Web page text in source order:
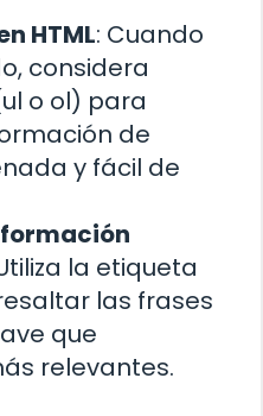
HTML: Cuando
considera
o ol) para
de
y fácil de
la etiqueta
las frases
que
relevantes.